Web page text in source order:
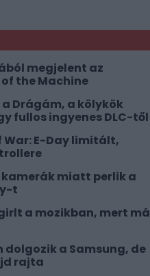
megjelent az
the Machine
Drágám, a kölykök
fullos ingyenes DLC-
War: E-Day limitált,
miatt perlik a
t
a mozikban, mert
dolgozik a Samsung, de
rajta